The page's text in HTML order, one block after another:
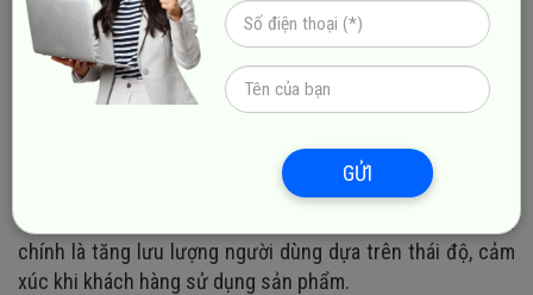
tâm đến cách tương tác của người dùng từ bàn phím,
chuột, cảm ứng, hình ảnh, âm thanh, giao diện,.... Hiểu một
cách đơn giản hơn thì nhiệm vụ của UI designer chính là
thiết kế giao diện sao cho dễ hiểu, dễ sử dụng.
: vị trí này đòi hỏi người thực hiện phải nắm
bắt tư duy người dùng và tạo ra thiết kế đáp ứng được nhu
cầu của họ. Mục tiêu mà các UX designer đang theo đuổi
chính là tăng lưu lượng người dùng dựa trên thái độ, cảm
xúc khi khách hàng sử dụng sản phẩm.
GỬI